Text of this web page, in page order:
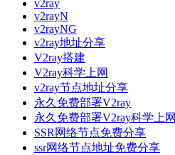
v2ray
v2rayN
v2rayNG
v2ray地址分享
V2ray搭建
V2ray科学上网
v2ray节点地址分享
永久免费部署V2ray
永久免费部署V2ray科学上网
SSR网络节点免费分享
ssr网络节点地址免费分享